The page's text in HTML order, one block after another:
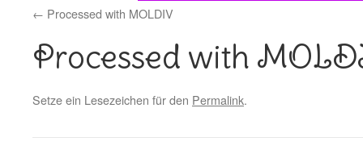
Processed with MOLDIV
Processed with
Setze ein Lesezeichen für den Permalink.